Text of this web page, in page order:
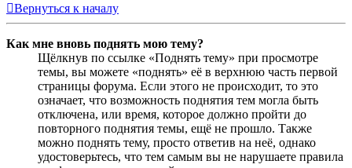
Вернуться к началу
Как мне вновь поднять мою тему?
Щёлкнув по ссылке «Поднять тему» при просмотре
темы, вы можете «поднять» её в верхнюю часть первой
страницы форума. Если этого не происходит, то это
означает, что возможность поднятия тем могла быть
отключена, или время, которое должно пройти до
повторного поднятия темы, ещё не прошло. Также
можно поднять тему, просто ответив на неё, однако
удостоверьтесь, что тем самым вы не нарушаете правила